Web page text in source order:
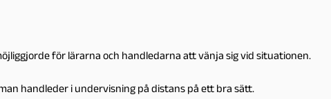
för lärarna och handledarna att vänja sig vid situationen.
handleder i undervisning på distans på ett bra sätt.